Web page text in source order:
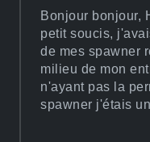
Bonjour bonjour,
petit soucis,
de mes spawner
milieu de mon
n'ayant pas la
spawner j'étais